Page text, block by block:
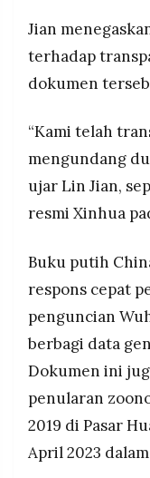
Jian
terhadap
dokumen
“Kami telah
mengundang
ujar Lin Jian,
resmi Xinhua
Buku putih
respons cepat
penguncian
berbagi data
Dokumen ini
penularan
2019 di Pasar
April 2023